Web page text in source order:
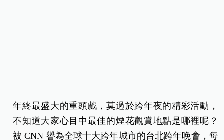
年終最盛大的重頭戲，莫過於跨年夜的精彩活動，
不知道大家心目中最佳的煙花觀賞地點是哪裡呢？
被 CNN 譽為全球十大跨年城市的台北跨年晚會，每